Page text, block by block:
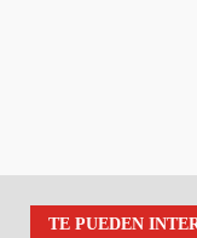
TE PUEDEN